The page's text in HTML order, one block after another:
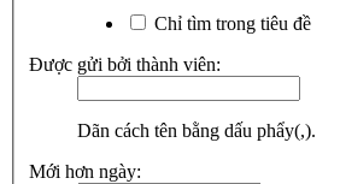
Chỉ tìm trong tiêu đề
Được gửi bởi thành viên:
Dãn cách tên bằng dấu phẩy(,).
Mới hơn ngày: